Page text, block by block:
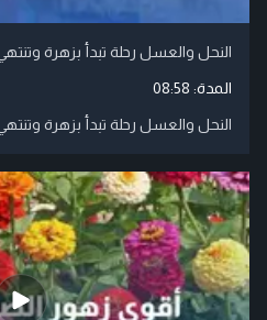
النحل والعسل رحلة تبدأ بزهرة
المدة: 08:58
النحل والعسل رحلة تبدأ بزهرة